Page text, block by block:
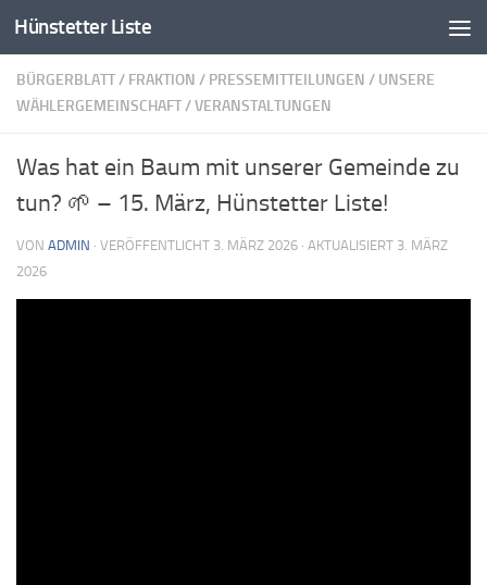
Zum Inhalt springen
Hünstetter Liste
BÜRGERBLATT/ FRAKTION / PRESSEMITTEILUNGEN / UNSERE
WÄHLERGEMEINSCHAFT/VERANSTALTUNGEN
Was hat ein Baum mit unserer Gemeinde zu
tun? 🌱 – 15. März, Hünstetter Liste!
VON ADMIN · VERÖFFENTLICHT 3. MÄRZ 2026 · AKTUALISIERT 3. MÄRZ
2026